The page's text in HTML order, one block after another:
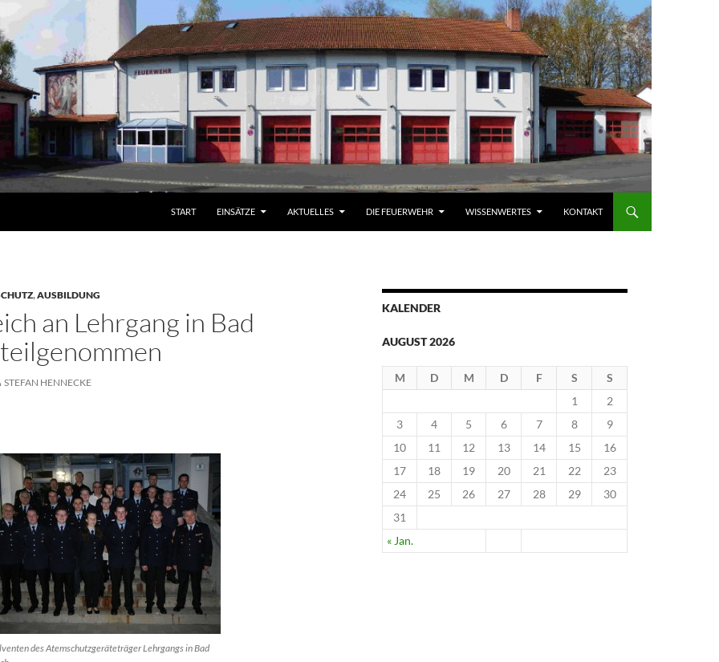
START EINSÄTZE AKTUELLES DIE FEUERWEHR WISSENWERTES KONTAKT
,AUSBILDUNG
an Lehrgang in Bad
STEFAN HENNECKE
des Atemschutzgeräteträger Lehrgangs in Bad
KALENDER
AUGUST 2026
M D M D F S S
« Jan.
1
2
3
4 5 6 7 8
9
10
11 12 13 14 15
16
17
18 19 20 21 22
23
24
25 26 27 28 29
30
31